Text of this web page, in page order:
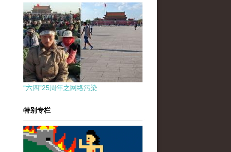
“六四”25周年之网络污染
特别专栏